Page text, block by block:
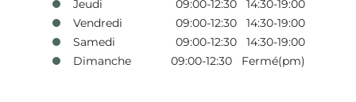
Jeudi
09:00-12:30 14:30-19:00
Vendredi
09:00-12:30 14:30-19:00
Samedi
09:00-12:30 14:30-19:00
Dimanche
09:00-12:30 Fermé(pm)